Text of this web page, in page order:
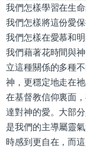
我們怎樣學習在生
我們怎樣將這份愛
我們怎樣在愛慕和
我們藉著花時間與
立這種關係的多種
神，更穩定地走在祂
在基督教信仰裏面
達對神的愛。大部
是我們的主導屬靈
時感到更自在，而